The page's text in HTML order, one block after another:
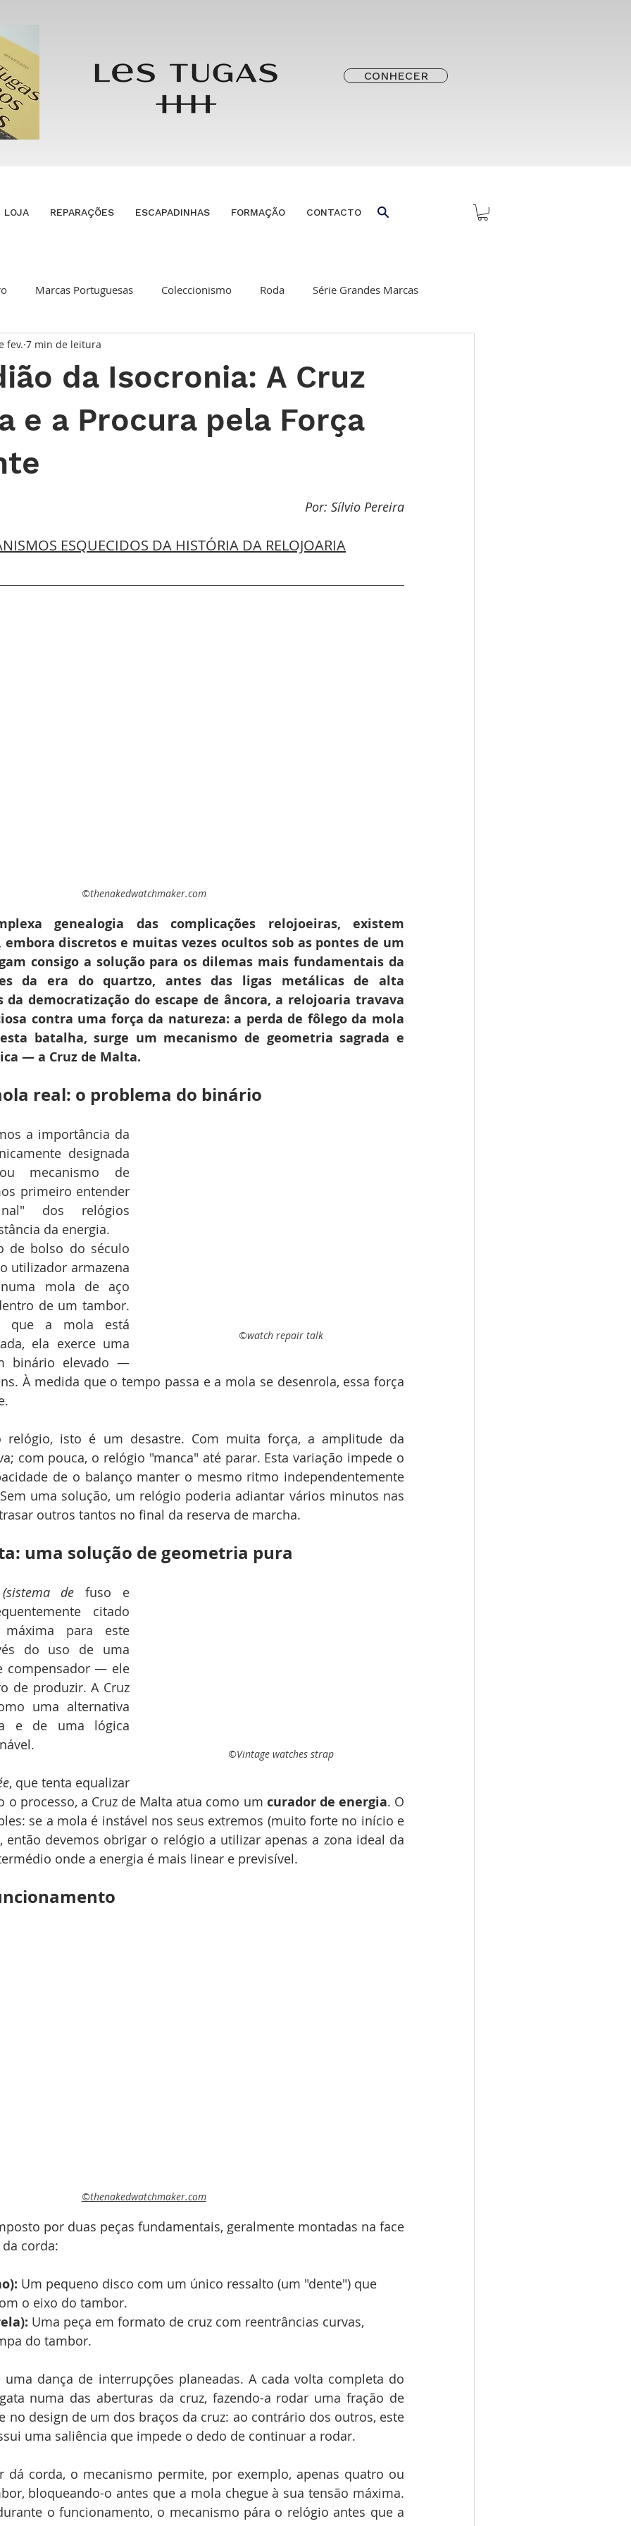
CONHECER
LOJA REPARAÇÕES ESCAPADINHAS FORMAÇÃO CONTACTO
Marcas Portuguesas Coleccionismo Roda Série Grandes Marcas
Principal
da Isocronia: A Cruz
e a Procura pela Força
fev. 7 min de leitura
5 estrelas.
Por: Sílvio Pereira
ESQUECIDOS DA HISTÓRIA DA RELOJOARIA
©thenakedwatchmaker.com
genealogia das complicações relojoeiras, existem
discretos e muitas vezes ocultos sob as pontes de um
consigo a solução para os dilemas mais fundamentais da
da era do quartzo, antes das ligas metálicas de alta
da democratização do escape de âncora, a relojoaria travava
contra uma força da natureza: a perda de fôlego da mola
batalha, surge um mecanismo de geometria sagrada e
— a Cruz de Malta.
real: o problema do binário
©watch repair talk
a importância da
designada
mecanismo de
primeiro entender
dos relógios
da energia.
de bolso do século
utilizador armazena
mola de aço
de um tambor.
que a mola está
ela exerce uma
binário elevado —
À medida que o tempo passa e a mola se desenrola, essa força
relógio, isto é um desastre. Com muita força, a amplitude da
de o balanço manter o mesmo ritmo independentemente
uma solução, um relógio poderia adiantar vários minutos nas
outros tantos no final da reserva de marcha.
uma solução de geometria pura
©Vintage watches strap
(sistema de fuso e
citado
para este
do uso de uma
compensador — ele
de produzir. A Cruz
uma alternativa
e de uma lógica
, que tenta equalizar
o processo, a Cruz de Malta atua como um curador de energia. O
se a mola é instável nos seus extremos (muito forte no início e
devemos obrigar o relógio a utilizar apenas a zona ideal da
onde a energia é mais linear e previsível.
©thenakedwatchmaker.com
por duas peças fundamentais, geralmente montadas na face
corda:
Um pequeno disco com um único ressalto (um "dente") que
o eixo do tambor.
Uma peça em formato de cruz com reentrâncias curvas,
do tambor.
dança de interrupções planeadas. A cada volta completa do
numa das aberturas da cruz, fazendo-a rodar uma fração de
no design de um dos braços da cruz: ao contrário dos outros, este
uma saliência que impede o dedo de continuar a rodar.
dá corda, o mecanismo permite, por exemplo, apenas quatro ou
bloqueando-o antes que a mola chegue à sua tensão máxima.
o funcionamento, o mecanismo pára o relógio antes que a